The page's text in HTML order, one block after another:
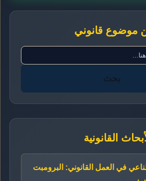
موضوع قانوني
بحث
القانونية
في العمل القانوني: البرومبت